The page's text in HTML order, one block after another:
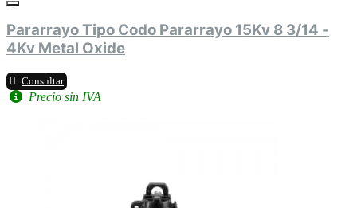
Pararrayo Tipo Codo Pararrayo 15Kv 8 3/14 -
4Kv Metal Oxide
Consultar
Precio sin IVA